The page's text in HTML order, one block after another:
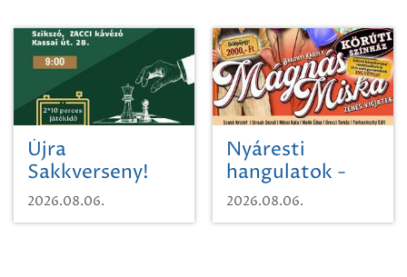
Újra
Sakkverseny!
2026.08.06.
Nyáresti
hangulatok -
Mágnás Miska
2026.08.06.